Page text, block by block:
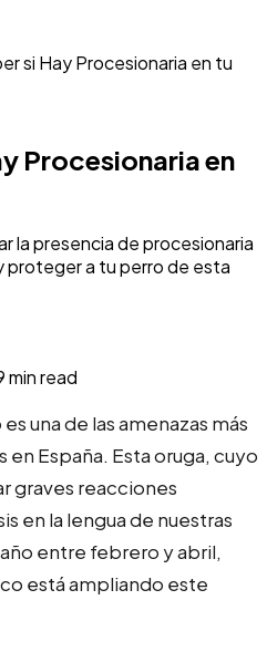
si Hay Procesionaria en tu
Procesionaria en
la presencia de procesionaria
proteger a tu perro de esta
min read
una de las amenazas más
España. Esta oruga, cuyo
graves reacciones
en la lengua de nuestras
entre febrero y abril,
está ampliando este